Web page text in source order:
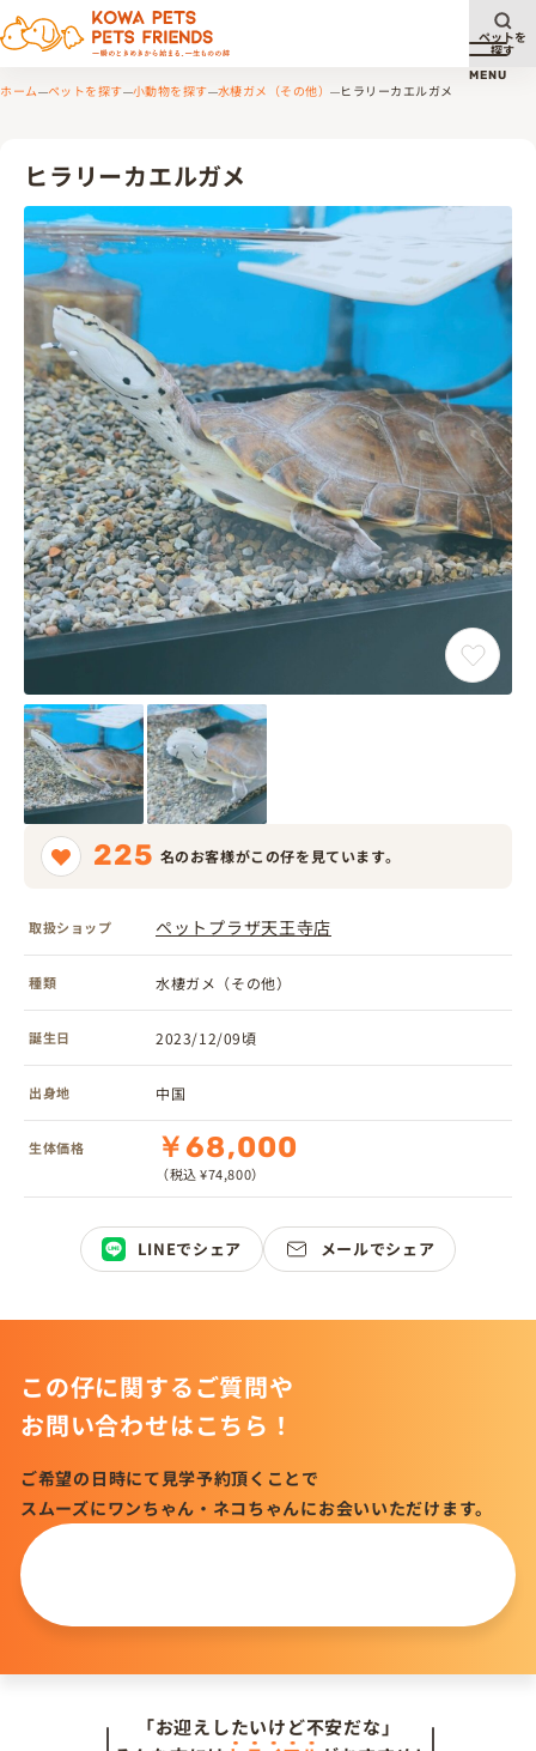
メニ
MENU
ペットを
探す
ホーム ペットを探す 小動物を探す 水棲ガメ（その他） ヒラリーカエルガメ
ヒラリーカエルガメ
225 名のお客様がこの仔を見ています。
取扱ショップ ペットプラザ天王寺店
種類 水棲ガメ（その他）
誕生日 2023/12/09頃
出身地 中国
生体価格 ￥68,000
（税込 ¥74,800）
LINEでシェア メールでシェア
この仔に関するご質問や
お問い合わせはこちら！
ご希望の日時にて見学予約頂くことで
スムーズにワンちゃん・ネコちゃんにお会いいただけます。
「お迎えしたいけど不安だな」